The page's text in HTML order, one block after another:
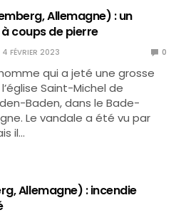
Allemagne) : un
coups de pierre
4 FÉVRIER 2023 0
qui a jeté une grosse
Saint-Michel de
Baden, dans le Bade-
Le vandale a été vu par
il…
Allemagne) : incendie